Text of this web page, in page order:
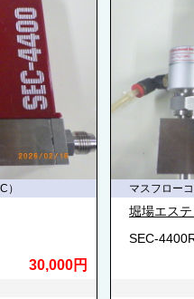
）
30,000円
マスフロー
堀場エス
SEC-